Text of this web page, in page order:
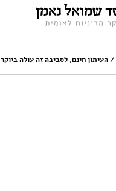
/העיתון חינם, לסביבה זה עולה ביוקר